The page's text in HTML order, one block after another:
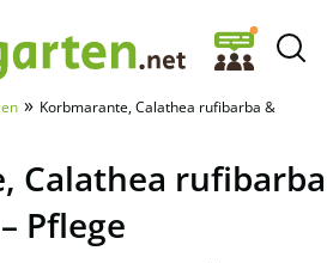
» Korbmarante, Calathea rufibarba &
Calathea rufibarba
Pflege